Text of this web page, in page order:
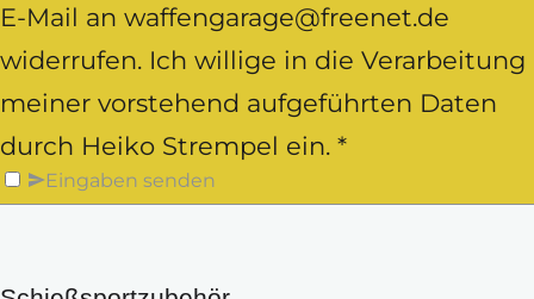
E-Mail an waffengarage@freenet.de
widerrufen. Ich willige in die Verarbeitung
meiner vorstehend aufgeführten Daten
durch Heiko Strempel ein. *
Eingaben senden